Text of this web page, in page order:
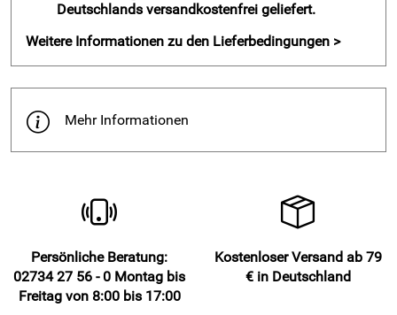
alle Vorhang- und Gardinenstoffe mit hohem Polyesteranteil
laufen nicht ein und knittern wenig.
richtig:
Messen Sie die Breite Ihres Fensterflügels. Wir haben unsere
angepasst. Ein optimal passendes Raffrollo sollte nicht über
den Fenstergriff ragen. Nur so ist einfache und schnelle
Bedienung des Ösenrollos ohne Verhaken beim Hochziehen
gewährleistet. Sollten sie dafür ein Zwischenmaß benötigen,
finden Sie passgenaue Ösenrollos Dimout für Ihre Fenster
ebenso wie Balkon- und Terrassentüren - auch als
Maßanfertigung Raffrollos.
Deutschlands versandkostenfrei geliefert.
Weitere Informationen zu den Lieferbedingungen >
Mehr Informationen
Persönliche Beratung:
02734 27 56 - 0 Montag bis
Freitag von 8:00 bis 17:00
Kostenloser Versand ab 79
€ in Deutschland